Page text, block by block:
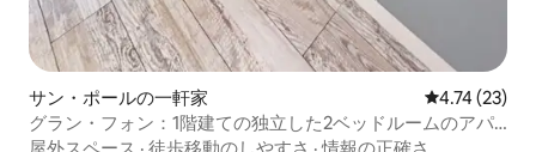
サン・ポールの一軒家 レビュー23
4.74 (23)
グラン・フォン：1階建ての独立した2ベッドルームのアパ
ートメント
屋外スペース · 徒歩移動のしやすさ ·情報の正確さ